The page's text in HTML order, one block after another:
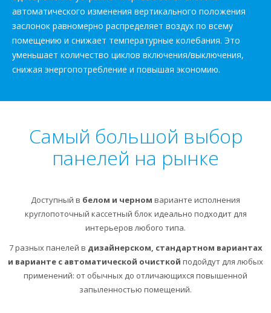
автоматического изменения вертикального положения
заслонок равномерно распределяет воздух по всему
помещению и снижает температурные колебания. Это
уменьшает количество циклов включения/выключения,
снижая энергопотребление и повышая экономию.
Самый большой выбор
панелей на рынке
Доступный в белом и черном варианте исполнения
круглопоточный кассетный блок идеально подходит для
интерьеров любого типа.
7 разных панелей в дизайнерском, стандартном вариантах
и варианте с автоматической очисткой подойдут для любых
применений: от обычных до отличающихся повышенной
запыленностью помещений.